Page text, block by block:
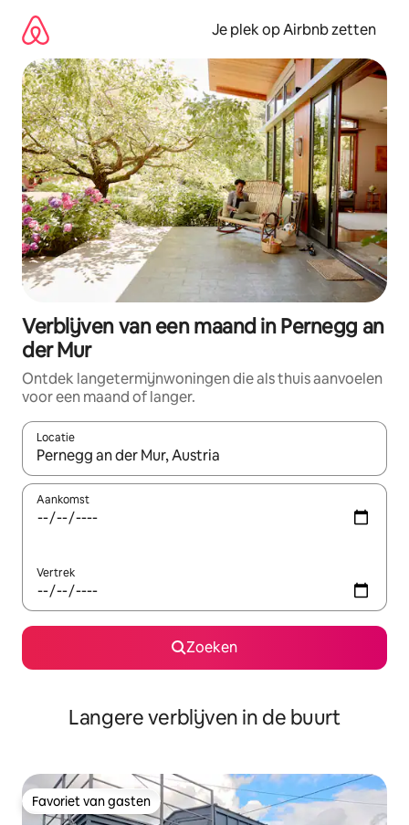
direct
naar
inhoud
Je plek op Airbnb zetten
Verblijven van een maand in Pernegg an
der Mur
Ontdek langetermijnwoningen die als thuis aanvoelen
voor een maand of langer.
Locatie
Wanneer er resultaten beschikbaar zijn, maak je een keuze
Aankomst
Vertrek
Zoeken
Langere verblijven in de buurt
Favoriet van gasten
Favoriet van gasten